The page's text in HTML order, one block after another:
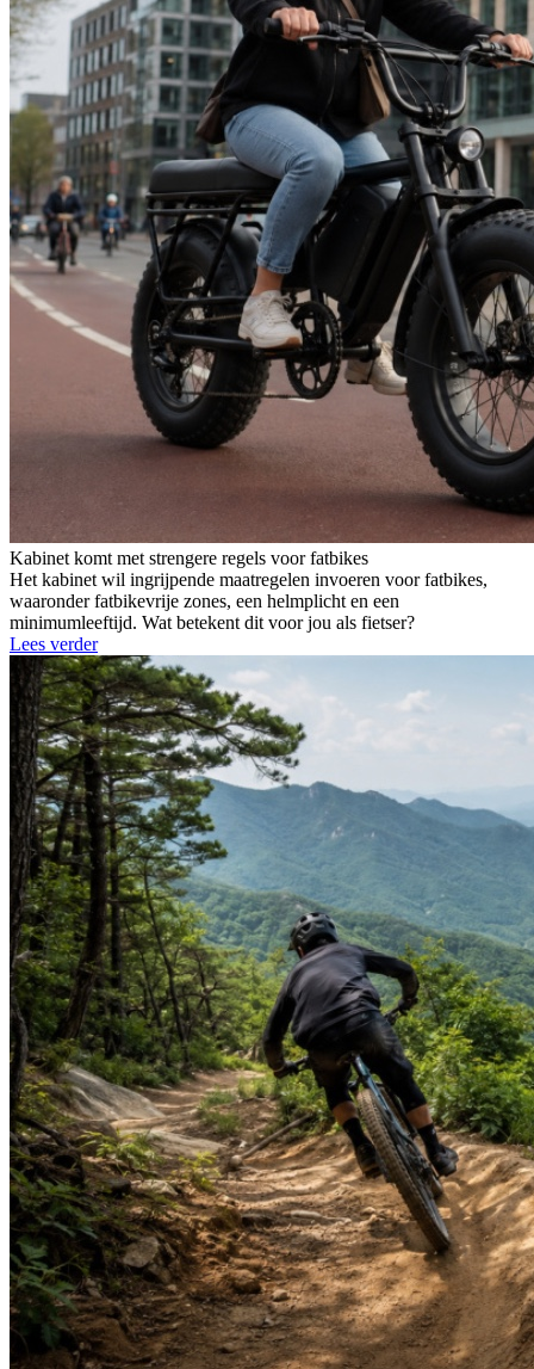
Kabinet komt met strengere regels voor fatbikes
Het kabinet wil ingrijpende maatregelen invoeren voor fatbikes,
waaronder fatbikevrije zones, een helmplicht en een
minimumleeftijd. Wat betekent dit voor jou als fietser?
Lees verder